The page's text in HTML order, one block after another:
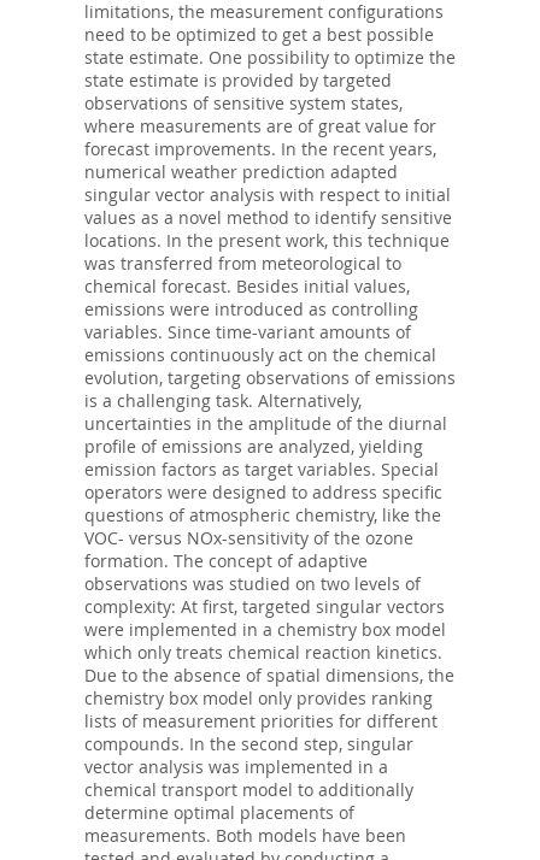
limitations, the measurement configurations
need to be optimized to get a best possible
state estimate. One possibility to optimize the
state estimate is provided by targeted
observations of sensitive system states,
where measurements are of great value for
forecast improvements. In the recent years,
numerical weather prediction adapted
singular vector analysis with respect to initial
values as a novel method to identify sensitive
locations. In the present work, this technique
was transferred from meteorological to
chemical forecast. Besides initial values,
emissions were introduced as controlling
variables. Since time-variant amounts of
emissions continuously act on the chemical
evolution, targeting observations of emissions
is a challenging task. Alternatively,
uncertainties in the amplitude of the diurnal
profile of emissions are analyzed, yielding
emission factors as target variables. Special
operators were designed to address specific
questions of atmospheric chemistry, like the
VOC- versus NOx-sensitivity of the ozone
formation. The concept of adaptive
observations was studied on two levels of
complexity: At first, targeted singular vectors
were implemented in a chemistry box model
which only treats chemical reaction kinetics.
Due to the absence of spatial dimensions, the
chemistry box model only provides ranking
lists of measurement priorities for different
compounds. In the second step, singular
vector analysis was implemented in a
chemical transport model to additionally
determine optimal placements of
measurements. Both models have been